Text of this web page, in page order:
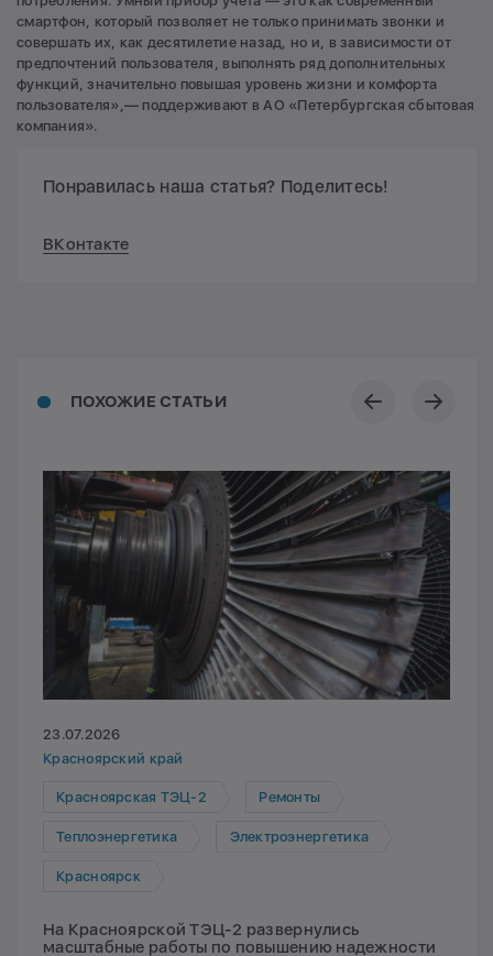
смартфон, который позволяет не только принимать звонки и
совершать их, как десятилетие назад, но и, в зависимости от
предпочтений пользователя, выполнять ряд дополнительных
функций, значительно повышая уровень жизни и комфорта
пользователя»,— поддерживают в АО «Петербургская сбытовая
компания».
Понравилась наша статья? Поделитесь!
ВКонтакте
ПОХОЖИЕ СТАТЬИ
23.07.2026
Красноярский край
Красноярская ТЭЦ-2 Ремонты
Теплоэнергетика Электроэнергетика
Красноярск
На Красноярской ТЭЦ-2 развернулись
масштабные работы по повышению надежности